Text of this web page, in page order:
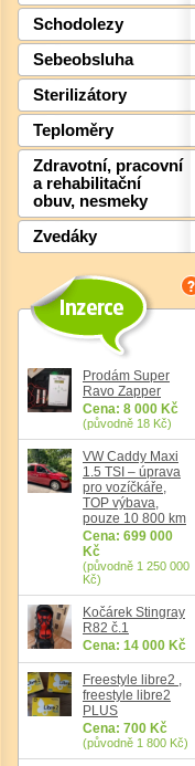
Schodolezy
Sebeobsluha
Sterilizátory
Teploměry
Zdravotní, pracovní
a rehabilitační
obuv, nesmeky
Zvedáky
Prodám Super
Ravo Zapper
Cena: 8 000 Kč
(původně 18 Kč)
VW Caddy Maxi
1.5 TSI – úprava
pro vozíčkáře,
TOP výbava,
pouze 10 800 km
Cena: 699 000
Kč
(původně 1 250 000
Kč)
Kočárek Stingray
R82 č.1
Cena: 14 000 Kč
Freestyle libre2 ,
freestyle libre2
PLUS
Cena: 700 Kč
(původně 1 800 Kč)
Detail